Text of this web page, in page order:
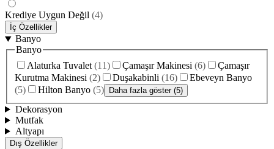
Krediye Uygun Değil (4)
İç Özellikler
Banyo
Banyo
Alaturka Tuvalet (11) Çamaşır Makinesi (6)
Çamaşır
Kurutma Makinesi (2) Duşakabinli (16)
Ebeveyn Banyo
(5) Hilton Banyo (5) Daha fazla göster (5)
Dekorasyon
Mutfak
Altyapı
Dış Özellikler